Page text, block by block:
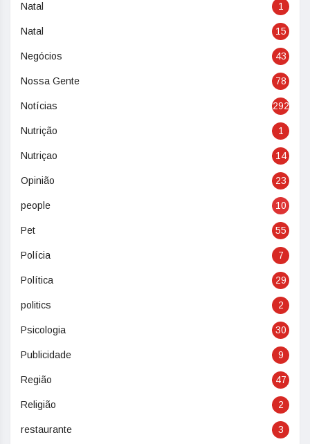
Natal 1
Natal 15
Negócios 43
Nossa Gente 78
Notícias 292
Nutrição 1
Nutriçao 14
Opinião 23
people 10
Pet 55
Polícia 7
Política 29
politics 2
Psicologia 30
Publicidade 9
Região 47
Religião 2
restaurante 3